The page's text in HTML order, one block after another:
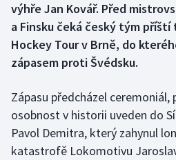
Dostihy
Florbal
Golf
Gymnastika
výhře Jan Kovář. Před
a Finsku čeká český tým
Hockey Tour v Brně, do
zápasem proti Švédsku.
Zápasu předcházel
osobnost v historii uveden do
Pavol Demitra, který zahynul
katastrofě Lokomotivu